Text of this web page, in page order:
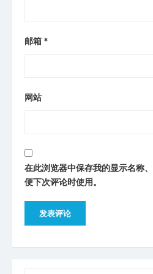
邮箱 *
网站
在此浏览器中保存我的显示名称
便下次评论时使用。